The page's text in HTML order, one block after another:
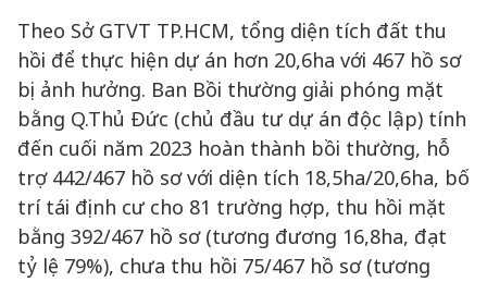
Theo Sở GTVT TP.HCM, tổng diện tích đất thu
hồi để thực hiện dự án hơn 20,6ha với 467 hồ sơ
bị ảnh hưởng. Ban Bồi thường giải phóng mặt
bằng Q.Thủ Đức (chủ đầu tư dự án độc lập) tính
đến cuối năm 2023 hoàn thành bồi thường, hỗ
trợ 442/467 hồ sơ với diện tích 18,5ha/20,6ha, bố
trí tái định cư cho 81 trường hợp, thu hồi mặt
bằng 392/467 hồ sơ (tương đương 16,8ha, đạt
tỷ lệ 79%), chưa thu hồi 75/467 hồ sơ (tương